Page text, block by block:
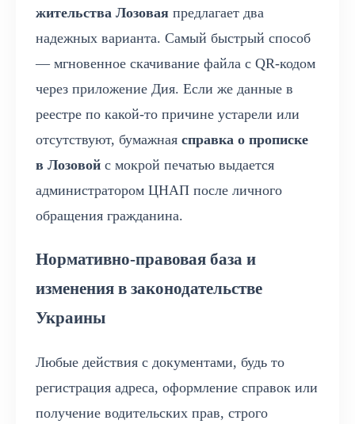
жительства Лозовая предлагает два
надежных варианта. Самый быстрый способ
— мгновенное скачивание файла с QR-кодом
через приложение Дия. Если же данные в
реестре по какой-то причине устарели или
отсутствуют, бумажная справка о прописке
в Лозовой с мокрой печатью выдается
администратором ЦНАП после личного
обращения гражданина.
Нормативно-правовая база и
изменения в законодательстве
Украины
Любые действия с документами, будь то
регистрация адреса, оформление справок или
получение водительских прав, строго